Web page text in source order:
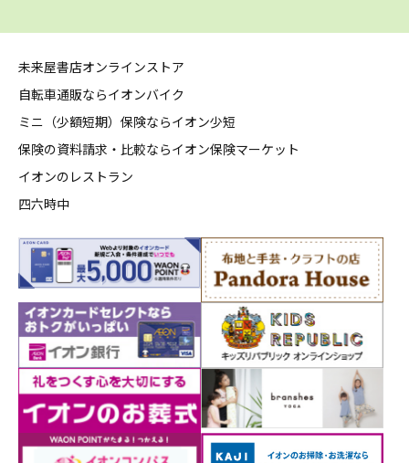
未来屋書店オンラインストア
自転車通販ならイオンバイク
ミニ（少額短期）保険ならイオン少短
保険の資料請求・比較ならイオン保険マーケット
イオンのレストラン
四六時中